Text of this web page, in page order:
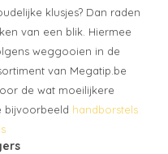
klusjes? Dan raden
van een blik. Hiermee
weggooien in de
van Megatip.be
de wat moeilijkere
bijvoorbeeld handborstels